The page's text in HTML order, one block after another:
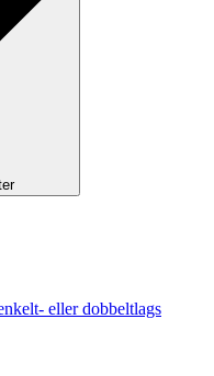
eller dobbeltlags